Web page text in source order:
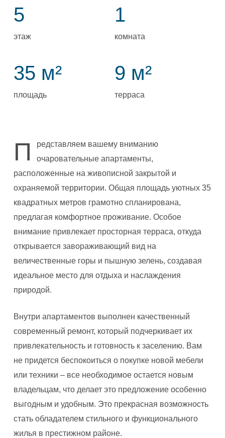
5
этаж
35 м²
площадь
1
комната
9 м²
терраса
П
редставляем вашему вниманию
очаровательные апартаменты,
расположенные на живописной закрытой и
охраняемой территории. Общая площадь уютных 35
квадратных метров грамотно спланирована,
предлагая комфортное проживание. Особое
внимание привлекает просторная терраса, откуда
открывается завораживающий вид на
величественные горы и пышную зелень, создавая
идеальное место для отдыха и наслаждения
природой.
Внутри апартаментов выполнен качественный
современный ремонт, который подчеркивает их
привлекательность и готовность к заселению. Вам
не придется беспокоиться о покупке новой мебели
или техники – все необходимое остается новым
владельцам, что делает это предложение особенно
выгодным и удобным. Это прекрасная возможность
стать обладателем стильного и функционального
жилья в престижном районе.